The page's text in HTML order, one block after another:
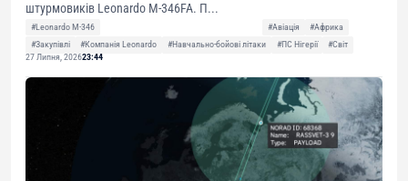
штурмовиків Leonardo M-346FA. П...
#Leonardo M-346 #Авіація
#Африка
#Закупівлі
#Компанія Leonardo #Навчально-бойові літаки #ПС Нігерії
#Світ
27 Липня, 202623:44